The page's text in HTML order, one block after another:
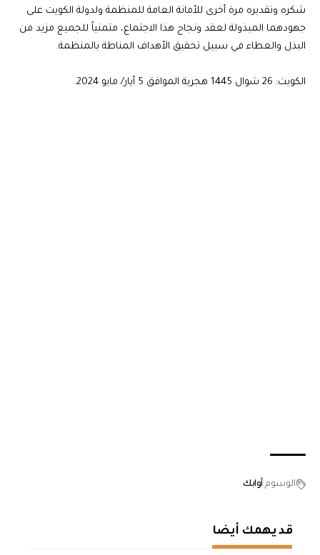
شكره وتقديره مرة أخرى للأمانة العامة للمنظمة ولدولة الكويت على
جهودهما المبذولة لعقد ونجاح هذا الاجتماع، متمنياً للجميع مزيد من
البذل والعطاء في سبيل تحقيق الأهداف المناطة بالمنظمة.
الكويت: 26 شوال 1445 هجرية الموافق 5 أيار/ مايو 2024.
الوسوم أوابك
قد يهمك أيضا